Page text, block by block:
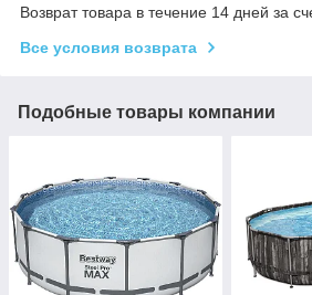
Возврат товара в течение 14 дней за
Все условия возврата
Подобные товары компании